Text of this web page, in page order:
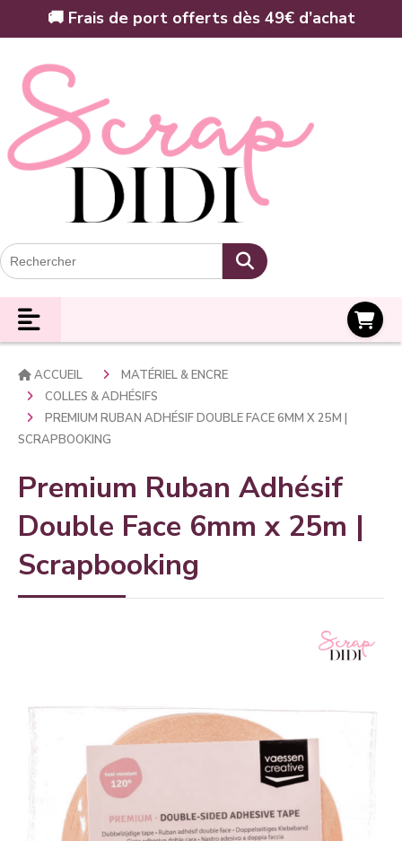
🚚 Frais de port offerts dès 49€ d’achat
ACCUEIL
MATÉRIEL & ENCRE
COLLES & ADHÉSIFS
PREMIUM RUBAN ADHÉSIF DOUBLE FACE 6MM X 25M |
SCRAPBOOKING
Premium Ruban Adhésif
Double Face 6mm x 25m |
Scrapbooking